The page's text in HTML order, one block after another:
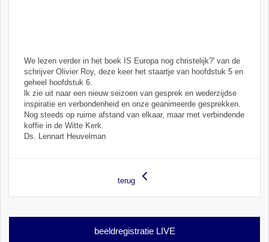
We lezen verder in het boek IS Europa nog christelijk?' van de
schrijver Olivier Roy, deze keer het staartje van hoofdstuk 5 en
geheel hoofdstuk 6.
lk zie uit naar een nieuw seizoen van gesprek en wederzijdse
inspiratie en verbondenheid en onze geanimeerde gesprekken.
Nog steeds op ruime afstand van elkaar, maar met verbindende
koffie in de Witte Kerk.
Ds. Lennart Heuvelman
terug
beeldregistratie LIVE